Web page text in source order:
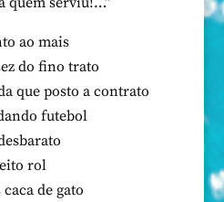
ao mais
do fino trato
que posto a contrato
futebol
rol
caca de gato